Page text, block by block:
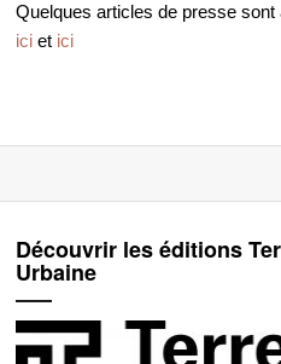
Quelques articles de presse sont
ici et ici
Découvrir les éditions
Urbaine